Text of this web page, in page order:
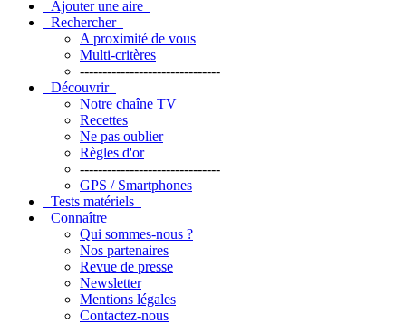
Ajouter une aire
Rechercher
A proximité de vous
Multi-critères
-------------------------------
Découvrir
Notre chaîne TV
Recettes
Ne pas oublier
Règles d'or
-------------------------------
GPS / Smartphones
Tests matériels
Connaître
Qui sommes-nous ?
Nos partenaires
Revue de presse
Newsletter
Mentions légales
Contactez-nous